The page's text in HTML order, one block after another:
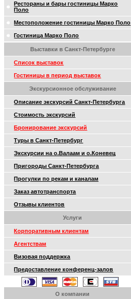
Рестораны и бары гостиницы Марко
Поло
Местоположение гостиницы Марко Поло
Гостиница Марко Поло
Выставки в Санкт-Петербурге
Список выставок
Гостиницы в период выставок
Экскурсионное обслуживание
Описание экскурсий Санкт-Петербурга
Стоимость экскурсий
Бронирование экскурсий
Туры в Санкт-Петербург
Экскурсии на о.Валаам и о.Коневец
Пригороды Санкт-Петербурга
Прогулки по рекам и каналам
Заказ автотранспорта
Отзывы клиентов
Услуги
Корпоративным клиентам
Агентствам
Визовая поддержка
Предоставление конференц-залов
О компании